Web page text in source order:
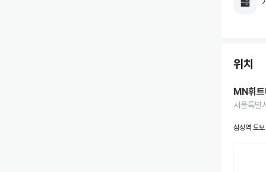
위치
MN휘
서울특별
삼성역 도